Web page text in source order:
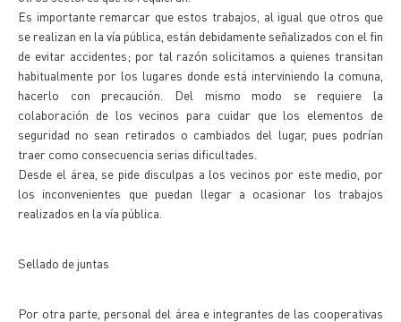
Es importante remarcar que estos trabajos, al igual que otros que
se realizan en la vía pública, están debidamente señalizados con el fin
de evitar accidentes; por tal razón solicitamos a quienes transitan
habitualmente por los lugares donde está interviniendo la comuna,
hacerlo con precaución. Del mismo modo se requiere la
colaboración de los vecinos para cuidar que los elementos de
seguridad no sean retirados o cambiados del lugar, pues podrían
traer como consecuencia serias dificultades.
Desde el área, se pide disculpas a los vecinos por este medio, por
los inconvenientes que puedan llegar a ocasionar los trabajos
realizados en la vía pública.
Sellado de juntas
Por otra parte, personal del área e integrantes de las cooperativas